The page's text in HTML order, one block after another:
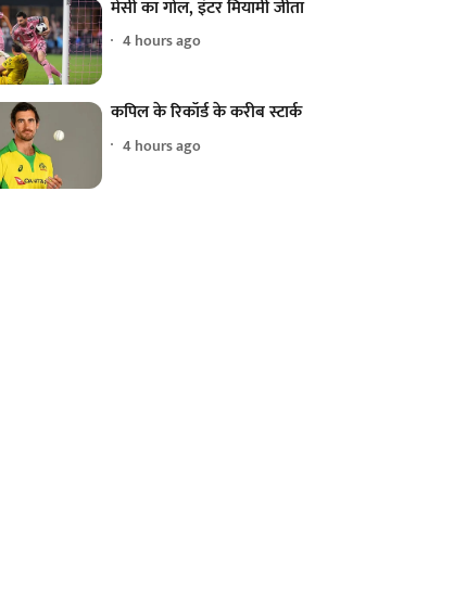
मेसी का गोल, इंटर मियामी जीता
4 hours ago
कपिल के रिकॉर्ड के करीब स्टार्क
4 hours ago